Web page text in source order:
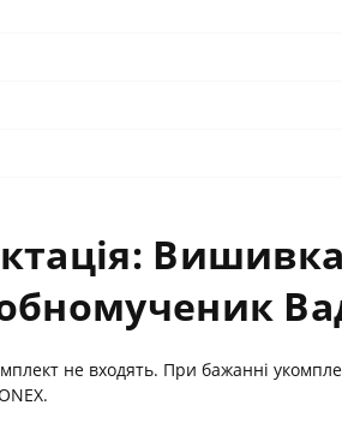
не входять. При бажанні